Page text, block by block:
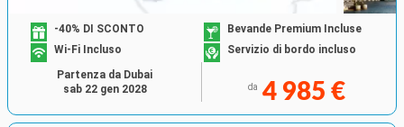
-40% DI SCONTO
Bevande Premium Incluse
Wi-Fi Incluso
Servizio di bordo incluso
da 4 985 €
Partenza da Dubai
sab 22 gen 2028